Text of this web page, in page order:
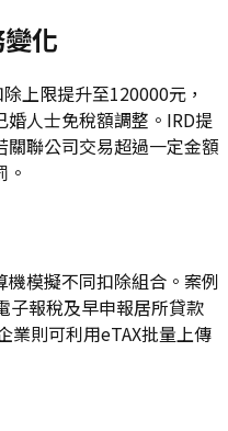
化
上限提升至120000元，
人士免稅額調整。IRD提
聯公司交易超過一定金額
模擬不同扣除組合。案例
子報稅及早申報居所貸款
業則可利用eTAX批量上傳